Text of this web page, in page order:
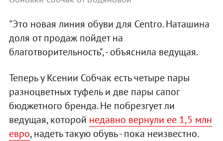
"Это новая линия обуви для Centro. Наташина
доля от продаж пойдет на
благотворительность", - объяснила ведущая.
Теперь у Ксении Собчак есть четыре пары
разноцветных туфель и две пары сапог
бюджетного бренда. Не побрезгует ли
ведущая, которой недавно вернули ее 1,5 млн
евро, надеть такую обувь - пока неизвестно.